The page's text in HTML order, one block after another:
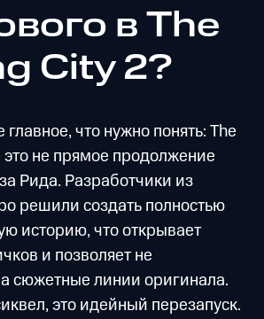
в The
City 2?
что нужно понять: The
не прямое продолжение
Рида. Разработчики из
решили создать полностью
историю, что открывает
и позволяет не
сюжетные линии оригинала.
это идейный перезапуск.